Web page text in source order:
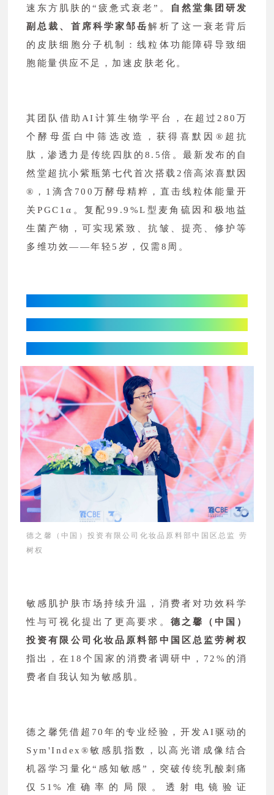
速东方肌肤的“疲惫式衰老”。
自然堂集团研发
副总裁、首席科学家邹岳解析了这一衰老背后
的皮肤细胞分子机制：线粒体功能障碍导致细
胞能量供应不足，加速皮肤老化。
其团队借助AI计算生物学平台，在超过280万
个酵母蛋白中筛选改造，获得喜默因®超抗
肽，渗透力是传统四肽的8.5倍。最新发布的自
然堂超抗小紫瓶第七代首次搭载2倍高浓喜默因
®，1滴含700万酵母精粹，直击线粒体能量开
关PGC1α。复配99.9%L型麦角硫因和极地益
生菌产物，可实现紧致、抗皱、提亮、修护等
多维功效——年轻5岁，仅需8周。
德之馨（中国）投资有限公司化妆品原料部中国区总监 劳
树权
敏感肌护肤市场持续升温，消费者对功效科学
性与可视化提出了更高要求。 德之馨（中国）
投资有限公司化妆品原料部中国区总监劳树权
指出，在18个国家的消费者调研中，72%的消
费者自我认知为敏感肌。
德之馨凭借超70年的专业经验，开发AI驱动的
Sym'Index®敏感肌指数，以高光谱成像结合
机器学习量化“感知敏感”，突破传统乳酸刺痛
仅51%准确率的局限。透射电镜验证